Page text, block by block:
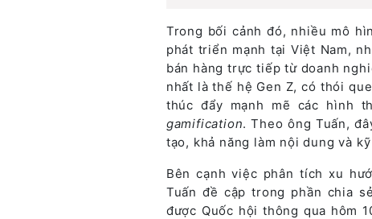
Trong bối cảnh đó, nhiều mô
phát triển mạnh tại Việt Nam,
bán hàng trực tiếp từ doanh
nhất là thế hệ Gen Z, có thói
thúc đẩy mạnh mẽ các hình
gamification. Theo ông Tuấn,
tạo, khả năng làm nội dung và
Bên cạnh việc phân tích xu
Tuấn đề cập trong phần chia
được Quốc hội thông qua hôm